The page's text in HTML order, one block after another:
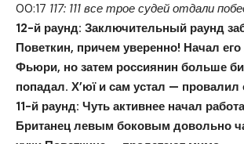
00:17 117: 111 все трое судей отдали
12-й раунд: Заключительный раунд
Поветкин, причем уверенно! Начал
Фьюри, но затем россиянин больше
попадал. Х’юї и сам устал — провалил
11-й раунд: Чуть активнее начал
Британец левым боковым довольно